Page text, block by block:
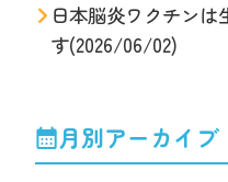
日本脳炎ワクチン
す(2026/06/02)
月別アーカイブ